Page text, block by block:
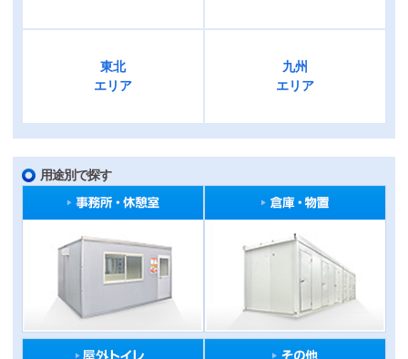
東北
エリア
九州
エリア
用途別で探す